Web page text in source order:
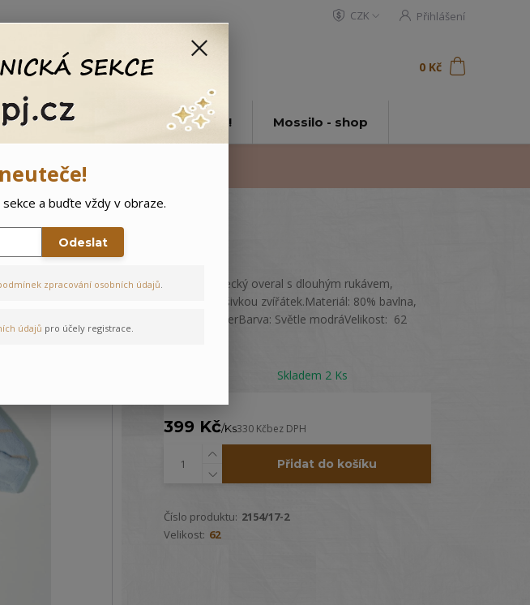
CZK Přihlášení
Hledat 0 Kč
🌲 Vítejte ve světě Mossilo! Mossilo - shop
Teplý kojenecký overal s dlouhým rukávem,
zdobený nášivkou zvířátek.Materiál: 80% bavlna,
20% polyesterBarva: Světle modráVelikost: 62
Skladem 2 Ks
399 Kč/Ks330 Kčbez DPH
Přidat do košíku
Číslo produktu: 2154/17-2
Velikost: 62
a buďte vždy v obraze.
Odeslat
zpracování osobních údajů.
údajů pro účely registrace.